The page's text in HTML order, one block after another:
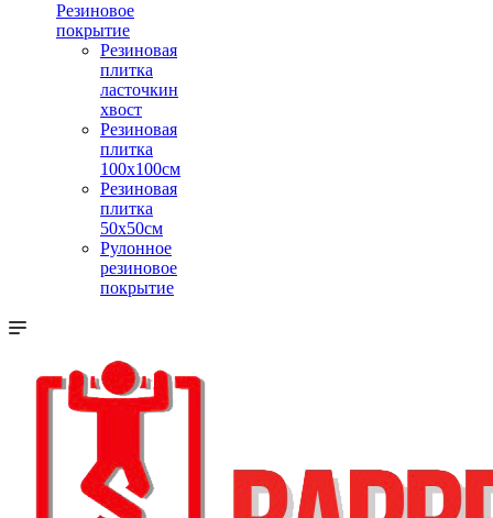
Резиновое
покрытие
Резиновая
плитка
ласточкин
хвост
Резиновая
плитка
100х100см
Резиновая
плитка
50х50см
Рулонное
резиновое
покрытие